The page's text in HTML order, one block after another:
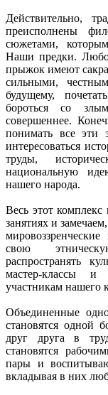
Действительно,
преисполнены
сюжетами,
Наши предки.
прыжок имеют
сильными,
будущему,
бороться со
совершеннее.
понимать все эти
интересоваться
труды,
национальную
нашего народа.
Весь этот
занятиях и
свою
распространять
мастер-классы и
участникам нашего
Объединенные
становятся одной
друг друга в
становятся
пары и
вкладывая в них